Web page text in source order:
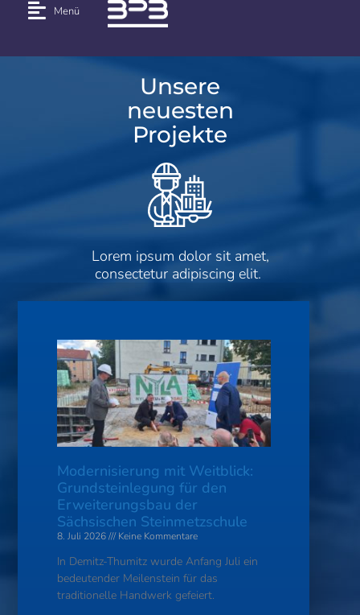
Menü
Unsere
neuesten
Projekte
Lorem ipsum dolor sit amet,
consectetur adipiscing elit.
Modernisierung mit Weitblick:
Grundsteinlegung für den
Erweiterungsbau der
Sächsischen Steinmetzschule
8. Juli 2026 Keine Kommentare
In Demitz-Thumitz wurde Anfang Juli ein
bedeutender Meilenstein für das
traditionelle Handwerk gefeiert.